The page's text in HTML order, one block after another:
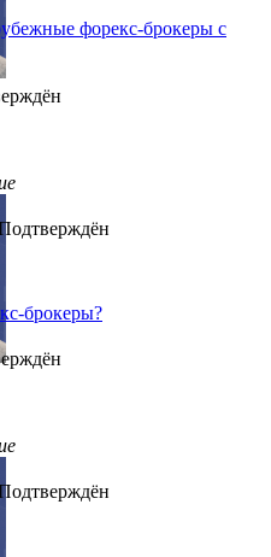
форекс-брокеры с
брокеры?